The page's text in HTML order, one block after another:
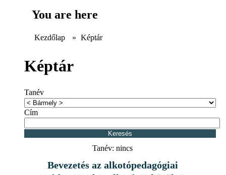
You are here
Kezdőlap » Képtár
Képtár
Tanév
Cím
Tanév: nincs
Bevezetés az alkotópedagógiai